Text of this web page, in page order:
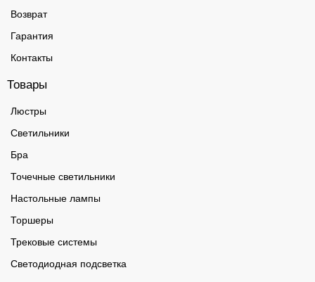
Возврат
Гарантия
Контакты
Товары
Люстры
Светильники
Бра
Точечные светильники
Настольные лампы
Торшеры
Трековые системы
Светодиодная подсветка